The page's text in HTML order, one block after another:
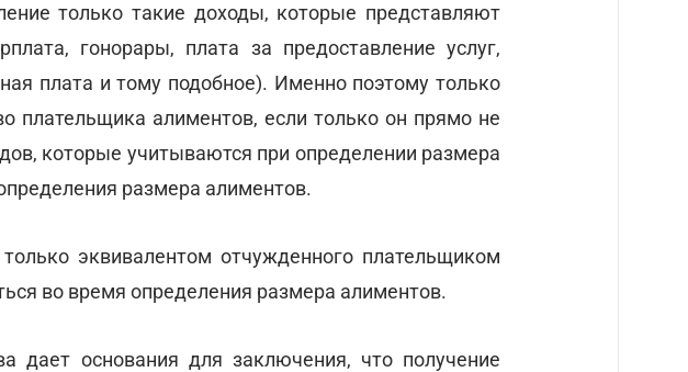
только такие доходы, которые представляют
гонорары, плата за предоставление услуг,
плата и тому подобное). Именно поэтому только
плательщика алиментов, если только он прямо не
которые учитываются при определении размера
размера алиментов.
эквивалентом отчужденного плательщиком
во время определения размера алиментов.
дает основания для заключения, что получение